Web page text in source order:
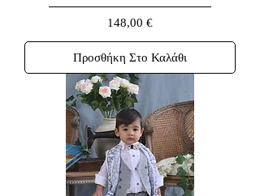
Τιμή
148,00 €
Προσθήκη Στο Καλάθι